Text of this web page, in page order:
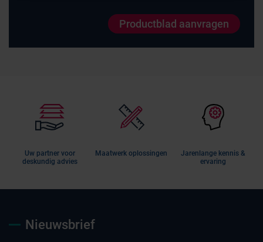
Productblad aanvragen
Uw partner voor
deskundig advies
Maatwerk oplossingen
Jarenlange kennis &
ervaring
Nieuwsbrief